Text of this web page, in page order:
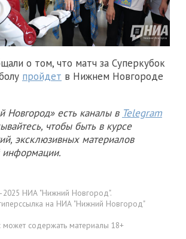
о том, что матч за Суперкубок
пройдет в Нижнем Новгороде
есть каналы в Telegram
чтобы быть в курсе
эксклюзивных материалов
информации.
НИА "Нижний Новгород".
на НИА "Нижний Новгород"
может содержать материалы 18+